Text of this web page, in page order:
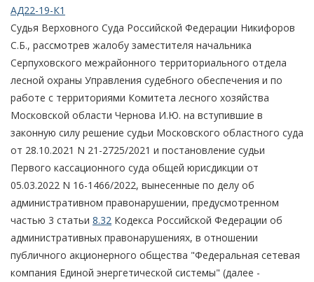
АД22-19-К1
Судья Верховного Суда Российской Федерации Никифоров
С.Б., рассмотрев жалобу заместителя начальника
Серпуховского межрайонного территориального отдела
лесной охраны Управления судебного обеспечения и по
работе с территориями Комитета лесного хозяйства
Московской области Чернова И.Ю. на вступившие в
законную силу решение судьи Московского областного суда
от 28.10.2021 N 21-2725/2021 и постановление судьи
Первого кассационного суда общей юрисдикции от
05.03.2022 N 16-1466/2022, вынесенные по делу об
административном правонарушении, предусмотренном
частью 3 статьи 8.32 Кодекса Российской Федерации об
административных правонарушениях, в отношении
публичного акционерного общества "Федеральная сетевая
компания Единой энергетической системы" (далее -